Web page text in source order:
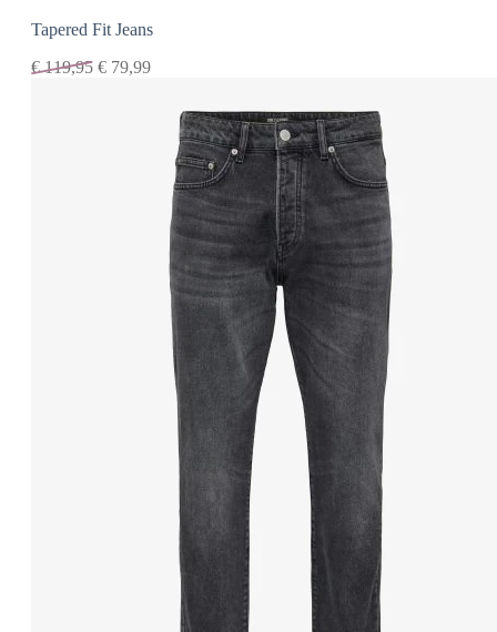
Tapered Fit Jeans
€119,95 € 79,99